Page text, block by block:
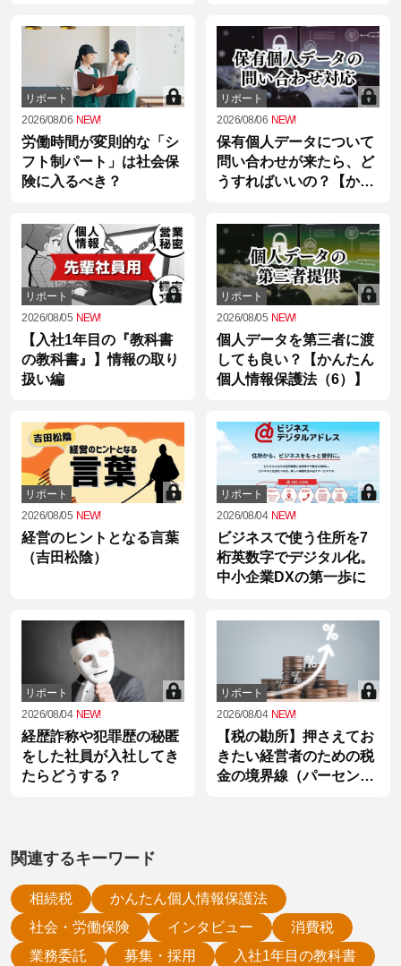
リポート
2026/08/06 NEW!
労働時間が変則的な「シ
フト制パート」は社会保
険に入るべき？
リポート
2026/08/06 NEW!
保有個人データについて
問い合わせが来たら、ど
うすればいいの？【かん
（7）】
リポート
2026/08/05 NEW!
【入社1年目の『教科書
の教科書』】情報の取り
扱い編
リポート
2026/08/05 NEW!
個人データを第三者に渡
しても良い？【かんたん
個人情報保護法（6）】
リポート
2026/08/05 NEW!
経営のヒントとなる言葉
（吉田松陰）
リポート
2026/08/04 NEW!
ビジネスで使う住所を7
桁英数字でデジタル化。
中小企業DXの第一歩に
リポート
2026/08/04 NEW!
経歴詐称や犯罪歴の秘匿
をした社員が入社してき
たらどうする？
リポート
2026/08/04 NEW!
【税の勘所】押さえてお
きたい経営者のための税
金の境界線（パーセンテ
関連するキーワード
相続税
かんたん個人情報保護法
社会・労働保険
インタビュー
消費税
業務委託
募集・採用 入社1年目の教科書